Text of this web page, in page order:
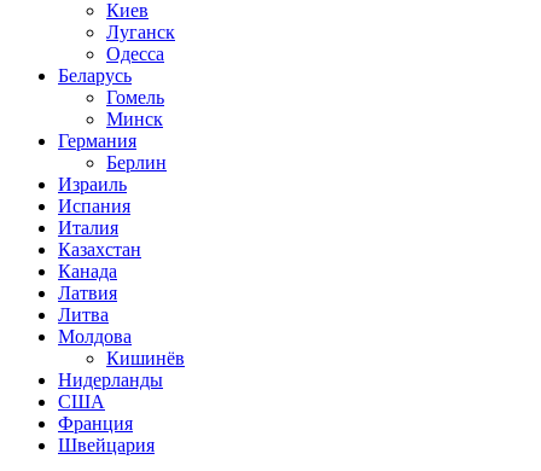
Киев
Луганск
Одесса
Беларусь
Гомель
Минск
Германия
Берлин
Израиль
Испания
Италия
Казахстан
Канада
Латвия
Литва
Молдова
Кишинёв
Нидерланды
США
Франция
Швейцария